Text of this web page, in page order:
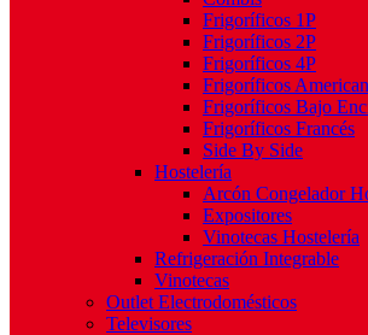
Frigoríficos 1P
Frigoríficos 2P
Frigoríficos 4P
Frigoríficos
Frigoríficos Bajo
Frigoríficos Francés
Side By Side
Hostelería
Arcón Congelador
Expositores
Vinotecas Hostelería
Refrigeración Integrable
Vinotecas
Outlet Electrodomésticos
Televisores